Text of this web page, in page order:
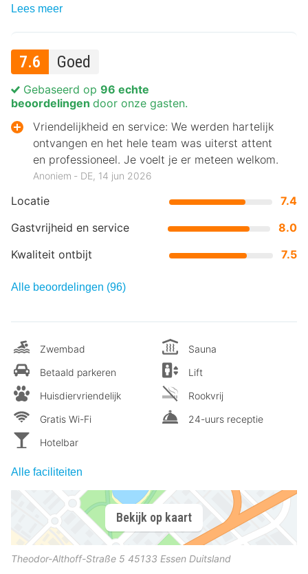
Lees meer
7.6 Goed
Locatie
7.4
Gastvrijheid en service
8.0
Kwaliteit ontbijt
7.5
Gebaseerd op 96 echte
beoordelingen door onze gasten.
Vriendelijkheid en service: We werden hartelijk
ontvangen en het hele team was uiterst attent
en professioneel. Je voelt je er meteen welkom.
Anoniem ‐ DE, 14 jun 2026
Alle beoordelingen (96)
Zwembad
Betaald parkeren
Huisdiervriendelijk
Gratis Wi-Fi
Hotelbar
Sauna
Lift
Rookvrij
24-uurs receptie
Alle faciliteiten
Bekijk op kaart
Theodor-Althoff-Straße 5 45133 Essen Duitsland